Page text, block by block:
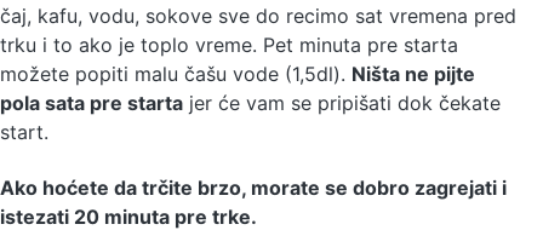
čaj, kafu, vodu, sokove sve do recimo sat vremena pred
trku i to ako je toplo vreme. Pet minuta pre starta
možete popiti malu čašu vode (1,5dl). Ništa ne pijte
pola sata pre starta jer će vam se pripišati dok čekate
start.
Ako hoćete da trčite brzo, morate se dobro zagrejati i
istezati 20 minuta pre trke.